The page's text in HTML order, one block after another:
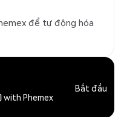
để tự động hóa
with Phemex
Bắt đầu